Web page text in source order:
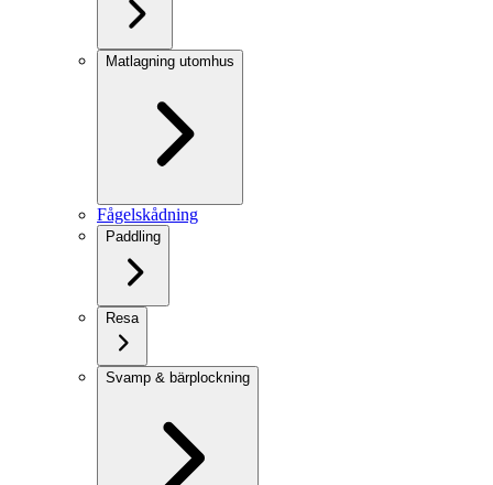
Matlagning utomhus
Fågelskådning
Paddling
Resa
Svamp & bärplockning